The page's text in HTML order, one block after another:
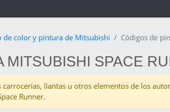
de color y pintura de Mitsubishi Códigos de
MITSUBISHI SPACE
llantas u otros elementos de los
Runner.